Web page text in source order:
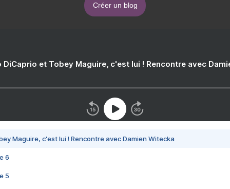
Créer un blog
DiCaprio et Tobey Maguire, c'est lui ! Rencontre avec
Maguire, c'est lui ! Rencontre avec Damien Witecka
6
5